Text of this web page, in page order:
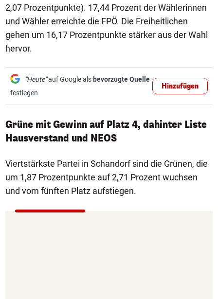
2,07 Prozentpunkte). 17,44 Prozent der Wählerinnen
und Wähler erreichte die FPÖ. Die Freiheitlichen
gehen um 16,17 Prozentpunkte stärker aus der Wahl
hervor.
"Heute"auf Google als bevorzugte Quelle
festlegen
Hinzufügen
Grüne mit Gewinn auf Platz 4, dahinter Liste
Hausverstand und NEOS
Viertstärkste Partei in Schandorf sind die Grünen, die
um 1,87 Prozentpunkte auf 2,71 Prozent wuchsen
und vom fünften Platz aufstiegen.